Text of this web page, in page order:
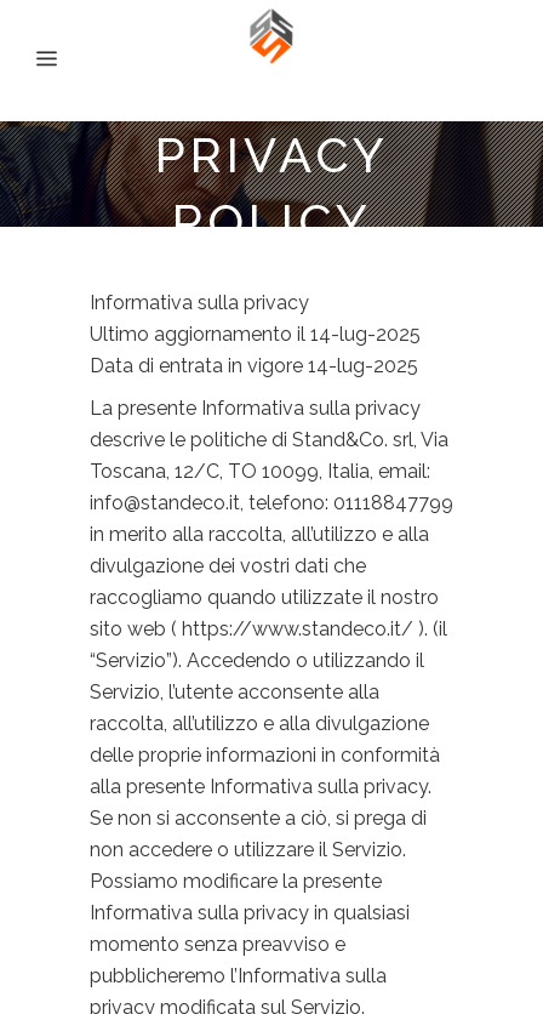
PRIVACY
POLICY
Informativa sulla privacy
Ultimo aggiornamento il 14-lug-2025
Data di entrata in vigore 14-lug-2025
La presente Informativa sulla privacy
descrive le politiche di Stand&Co. srl, Via
Toscana, 12/C, TO 10099, Italia, email:
info@standeco.it, telefono: 01118847799
in merito alla raccolta, all’utilizzo e alla
divulgazione dei vostri dati che
raccogliamo quando utilizzate il nostro
sito web ( https://www.standeco.it/ ). (il
“Servizio”). Accedendo o utilizzando il
Servizio, l’utente acconsente alla
raccolta, all’utilizzo e alla divulgazione
delle proprie informazioni in conformità
alla presente Informativa sulla privacy.
Se non si acconsente a ciò, si prega di
non accedere o utilizzare il Servizio.
Possiamo modificare la presente
Informativa sulla privacy in qualsiasi
momento senza preavviso e
pubblicheremo l’Informativa sulla
privacy modificata sul Servizio.